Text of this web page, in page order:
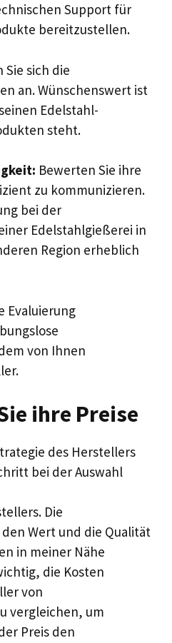
Support für
bereitzustellen.
Sie sich die
an. Wünschenswert ist
Edelstahl-
steht.
Bewerten Sie ihre
zu kommunizieren.
bei der
Edelstahlgießerei in
Region erheblich
Evaluierung
von Ihnen
ihre Preise
des Herstellers
bei der Auswahl
Die
Wert und die Qualität
in meiner Nähe
die Kosten
von
vergleichen, um
Preis den